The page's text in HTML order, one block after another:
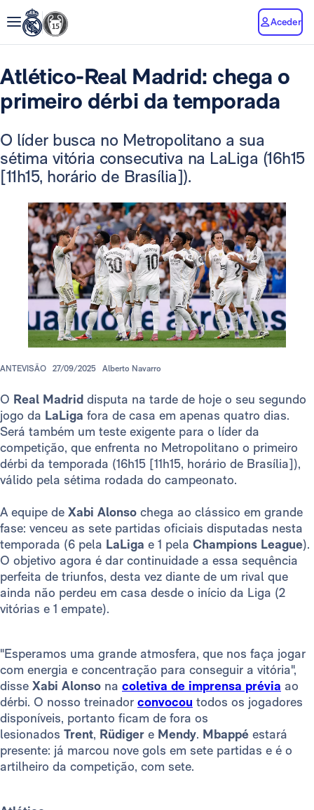
Aceder
Atlético-Real Madrid: chega o
primeiro dérbi da temporada
O líder busca no Metropolitano a sua
sétima vitória consecutiva na LaLiga (16h15
[11h15, horário de Brasília]).
ANTEVISÃO 27/09/2025 Alberto Navarro
O Real Madrid disputa na tarde de hoje o seu segundo
jogo da LaLiga fora de casa em apenas quatro dias.
Será também um teste exigente para o líder da
competição, que enfrenta no Metropolitano o primeiro
dérbi da temporada (16h15 [11h15, horário de Brasília]),
válido pela sétima rodada do campeonato.
A equipe de Xabi Alonso chega ao clássico em grande
fase: venceu as sete partidas oficiais disputadas nesta
temporada (6 pela LaLiga e 1 pela Champions League).
O objetivo agora é dar continuidade a essa sequência
perfeita de triunfos, desta vez diante de um rival que
ainda não perdeu em casa desde o início da Liga (2
vitórias e 1 empate).
"Esperamos uma grande atmosfera, que nos faça jogar
com energia e concentração para conseguir a vitória",
disse Xabi Alonso na coletiva de imprensa prévia ao
dérbi. O nosso treinador convocou todos os jogadores
disponíveis, portanto ficam de fora os
lesionados Trent, Rüdiger e Mendy. Mbappé estará
presente: já marcou nove gols em sete partidas e é o
artilheiro da competição, com sete.